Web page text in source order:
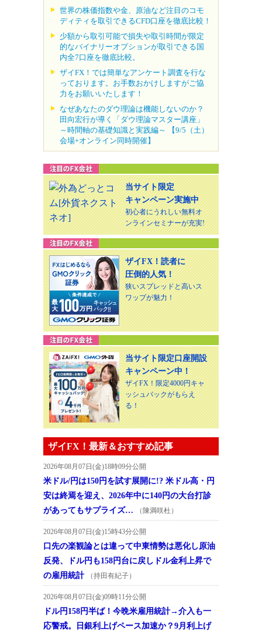
世界の株価指数や金、原油など注目のコモ
ディティを取引できるCFD口座を徹底比較！
少額から取引可能で損失や取引時間が限定
的なバイナリーオプションが取引できる国
内全7口座を徹底比較。
ザイFX！では簡単なアンケート調査を行な
っております。お手数おかけしますがご協
力をお願いいたします！
なぜあなたのダウ理論は機能しないのか？
田向宏行が導く「ダウ理論マスター講座」
～時間軸の基礎知識と実践編～ 【9/5（土）
会場+オンライン同時開催】
当サイト限定
キャンペーン実施中
初心者にうれしい無料オ
ンラインセミナーが充実!
ザイFX！読者に
圧倒的人気！
狭いスプレッドと高いス
ワップが魅力！
当サイト限定口座開設
キャンペーン中！
ザイFX！限定4000円キャ
ッシュバックがもらえ
る！
ザイFX！最新＆おすすめ記事
2026年08月07日(金)18時09分公開
米ドル/円は150円を試す展開に!? 米ドル高・円
安は終焉を迎え、2026年中に140円の大台打診
があってもサプライズ…
（陳満咲杜）
2026年08月07日(金)15時43分公開
口先の楽観論とは違って中東情勢は悪化し原油
反発、ドル円も158円台に戻しドル金利上昇で
の雇用統計
（持田有紀子）
2026年08月07日(金)09時11分公開
ドル円158円半ば！今晩米雇用統計→介入も一
応警戒。日銀利上げペース加速か？9月利上げ